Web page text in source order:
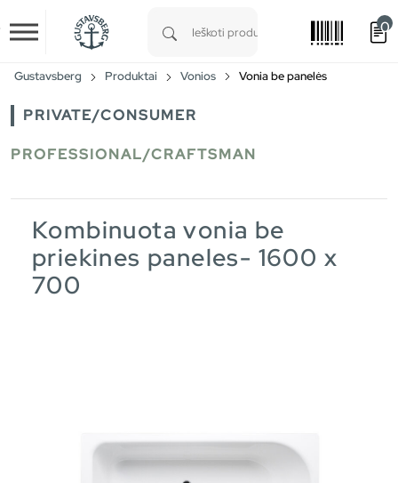
Skip to main content
0
Gustavsberg Produktai Vonios Vonia be panelės
PRIVATE/CONSUMER
PROFESSIONAL/CRAFTSMAN
Kombinuota vonia be
priekines paneles- 1600 x
700